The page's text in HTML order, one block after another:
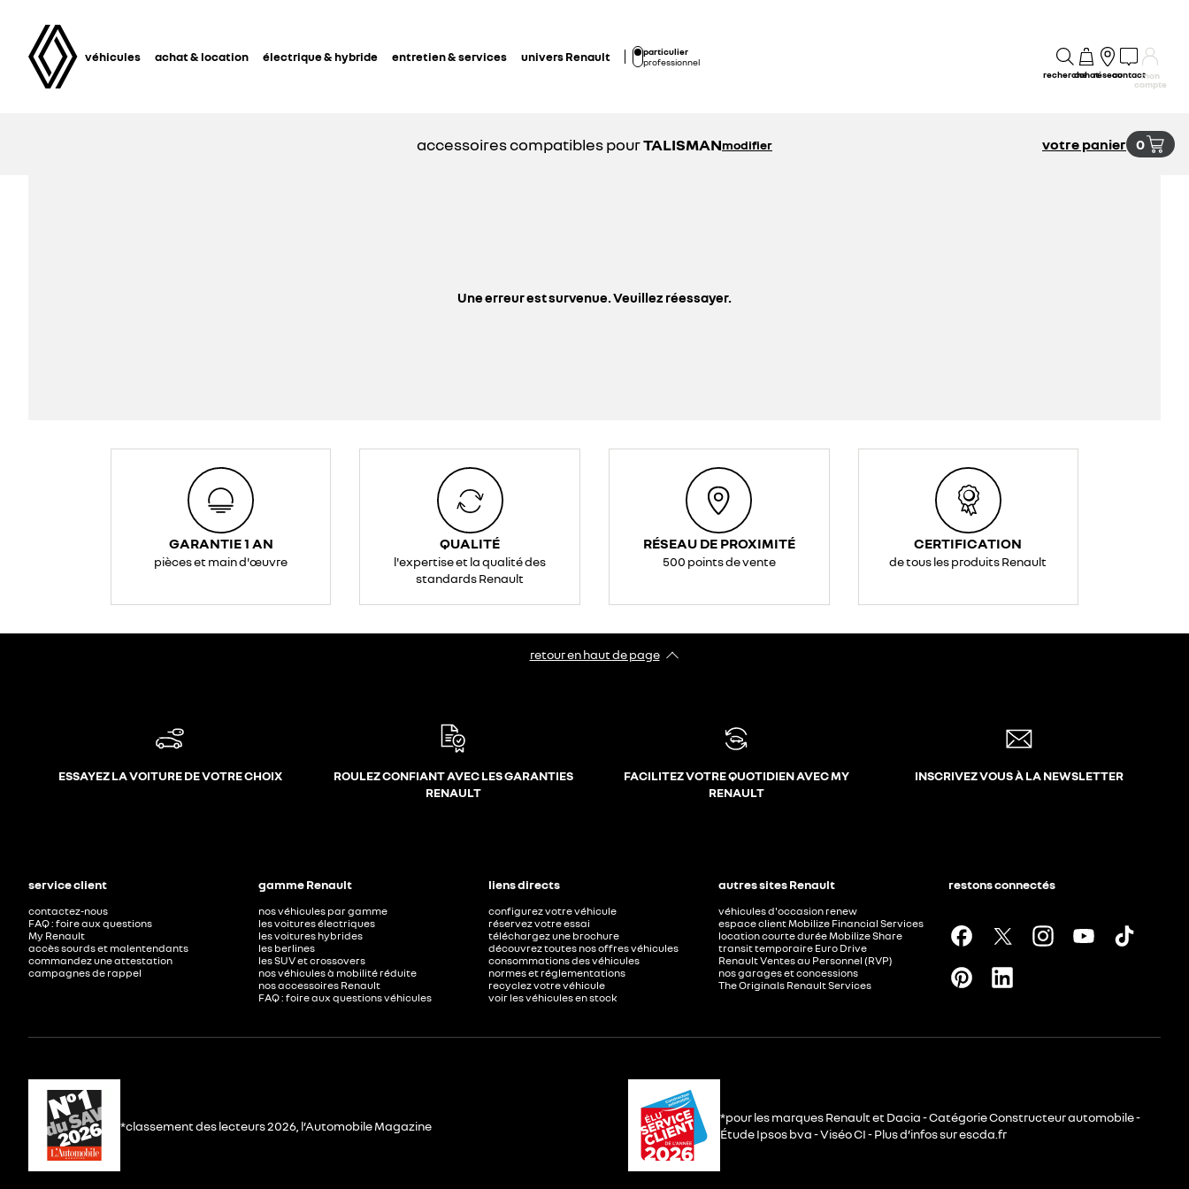
véhicules achat & location électrique & hybride entretien & services univers Renault
particulier
professionnel
rechercheachatréseaucontactmon
compte
accessoires compatibles pourTALISMANmodifier votre panier 0
Une erreur est survenue. Veuillez réessayer.
GARANTIE 1 AN
pièces et main d'œuvre
QUALITÉ
l'expertise et la qualité des
standards Renault
RÉSEAU DE PROXIMITÉ
500 points de vente
CERTIFICATION
de tous les produits Renault
retour en haut de page​
ESSAYEZ LA VOITURE DE VOTRE CHOIX
ROULEZ CONFIANT AVEC LES GARANTIES
RENAULT
FACILITEZ VOTRE QUOTIDIEN AVEC MY
RENAULT
INSCRIVEZ VOUS À LA NEWSLETTER
service client
contactez-nous
FAQ : foire aux questions
My Renault
accès sourds et malentendants
commandez une attestation
campagnes de rappel
gamme Renault
nos véhicules par gamme
les voitures électriques
les voitures hybrides
les berlines
les SUV et crossovers
nos véhicules à mobilité réduite
nos accessoires Renault​
FAQ : foire aux questions véhicules
liens directs
configurez votre véhicule
réservez votre essai
téléchargez une brochure
découvrez toutes nos offres véhicules
consommations des véhicules
normes et réglementations
recyclez votre véhicule
voir les véhicules en stock
autres sites Renault
véhicules d'occasion renew
espace client Mobilize Financial Services
location courte durée Mobilize Share
transit temporaire Euro Drive
Renault Ventes au Personnel (RVP)
nos garages et concessions
The Originals Renault Services
restons connectés
*classement des lecteurs 2026, l’Automobile Magazine
*pour les marques Renault et Dacia - Catégorie Constructeur automobile -
Étude Ipsos bva - Viséo CI - Plus d’infos sur escda.fr